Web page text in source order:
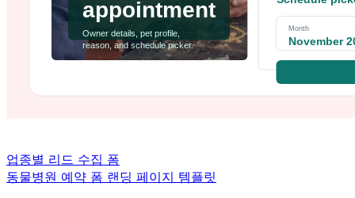
업종별 리드 수집 폼
동물병원 예약 폼 랜딩 페이지 템플릿